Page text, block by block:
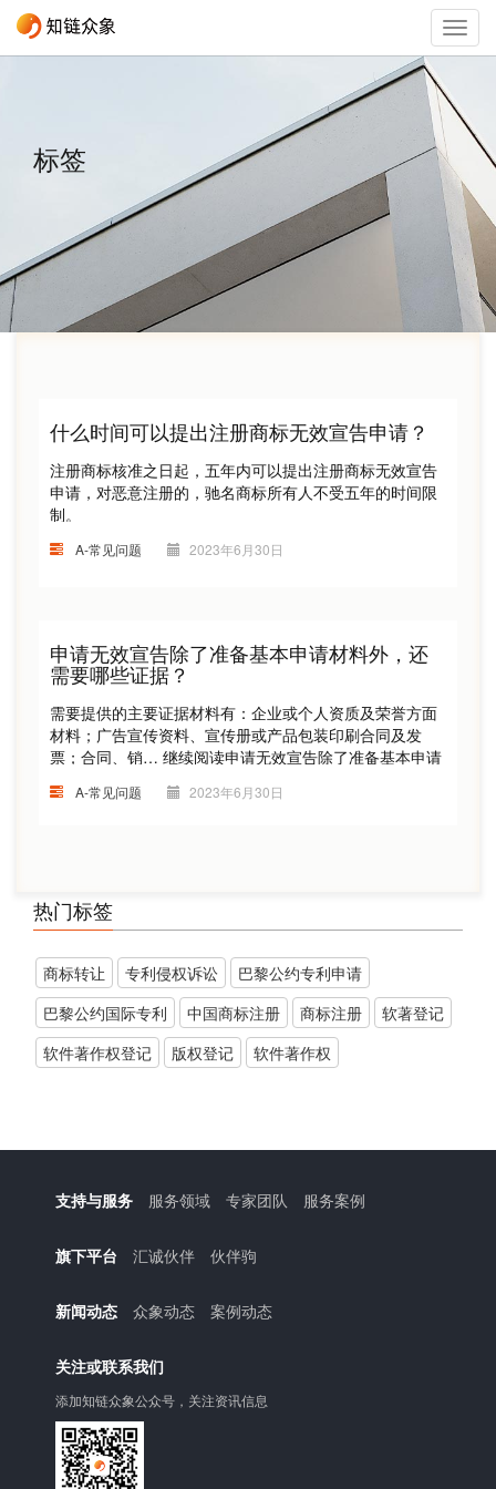
标签
什么时间可以提出注册商标无效宣告申请？
注册商标核准之日起，五年内可以提出注册商标无效宣告
申请，对恶意注册的，驰名商标所有人不受五年的时间限
制。
A-常见问题 2023年6月30日
申请无效宣告除了准备基本申请材料外，还
需要哪些证据？
需要提供的主要证据材料有：企业或个人资质及荣誉方面
材料；广告宣传资料、宣传册或产品包装印刷合同及发
票；合同、销… 继续阅读申请无效宣告除了准备基本申请
A-常见问题 2023年6月30日
热门标签
商标转让 ​专利侵权诉讼
巴黎公约专利申请
巴黎公约国际专利
中国商标注册 商标注册
软著登记
软件著作权登记
版权登记 软件著作权
支持与服务 服务领域 专家团队 服务案例
旗下平台 汇诚伙伴 伙伴驹
新闻动态 众象动态 案例动态
关注或联系我们
添加知链众象公众号，关注资讯信息